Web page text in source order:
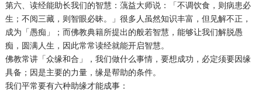
第六、读经能助长我们的智慧：蕅益大师说：「不调饮食，则病患必
生；不阅三藏，则智眼必昧。」很多人虽然知识丰富，但见解不正，
成为「愚痴」；而佛教典籍所提出的般若智慧，能够让我们解脱愚
痴，圆满人生，因此常常读经就能开启智慧。
佛教常讲「众缘和合」，我们做什么事情，要想成功，必定须要因缘
具备；因是主要的力量，缘是帮助的条件。
我们平常要有六种助缘才能成事：